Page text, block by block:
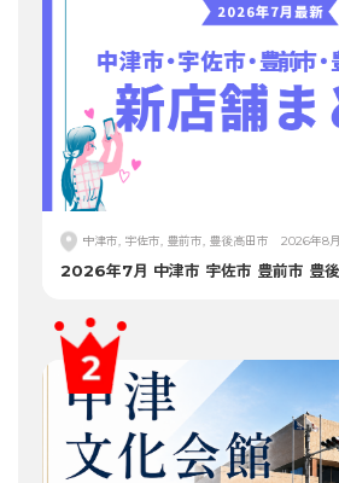
中津市, 宇佐市, 豊前市, 豊後高田市 2026年8
2026年7月 中津市 宇佐市 豊前市 豊